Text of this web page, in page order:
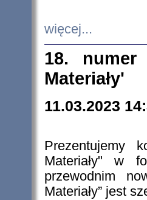
więcej...
18. numer
Materiały'
11.03.2023
Prezentujemy
Materiały" w
przewodnim
Materiały” jest